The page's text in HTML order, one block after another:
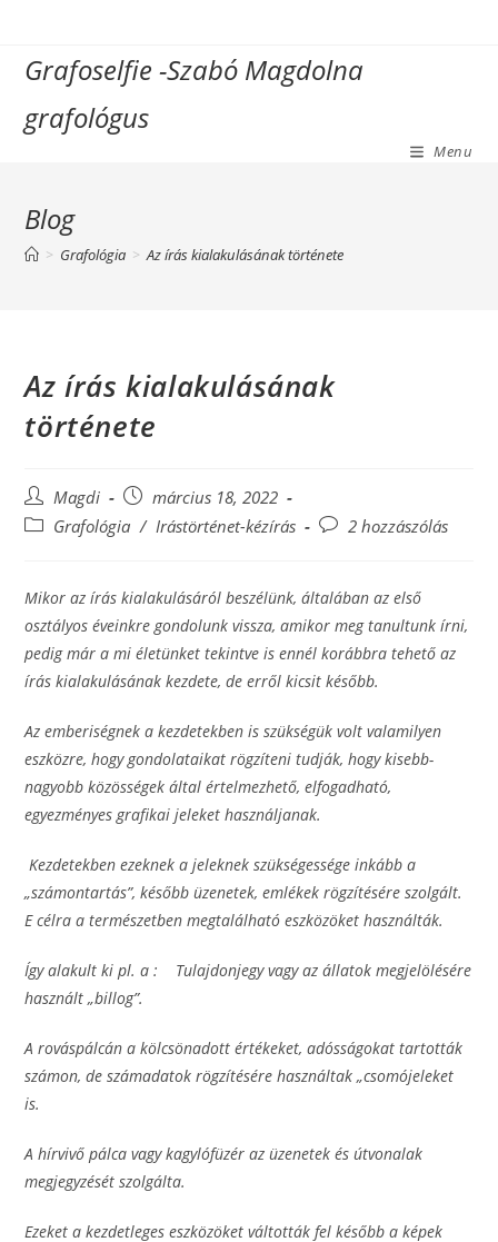
contentGrafoselfie -Szabó Magdolna
grafológus
Menu
Blog
> Grafológia > Az írás kialakulásának története
Az írás kialakulásának
története
Post
author:
Magdi
Post
published:
március 18, 2022
Post Grafológia / Irástörténet-kézírás
Post2 hozzászólás
Mikor az írás kialakulásáról beszélünk, általában az első
osztályos éveinkre gondolunk vissza, amikor meg tanultunk írni,
pedig már a mi életünket tekintve is ennél korábbra tehető az
írás kialakulásának kezdete, de erről kicsit később.
Az emberiségnek a kezdetekben is szükségük volt valamilyen
eszközre, hogy gondolataikat rögzíteni tudják, hogy kisebb-
nagyobb közösségek által értelmezhető, elfogadható,
egyezményes grafikai jeleket használjanak.
Kezdetekben ezeknek a jeleknek szükségessége inkább a
„számontartás”, később üzenetek, emlékek rögzítésére szolgált.
E célra a természetben megtalálható eszközöket használták.
Így alakult ki pl. a : Tulajdonjegy vagy az állatok megjelölésére
használt „billog”.
A rováspálcán a kölcsönadott értékeket, adósságokat tartották
számon, de számadatok rögzítésére használtak „csomójeleket
is.
A hírvivő pálca vagy kagylófüzér az üzenetek és útvonalak
megjegyzését szolgálta.
Ezeket a kezdetleges eszközöket váltották fel később a képek